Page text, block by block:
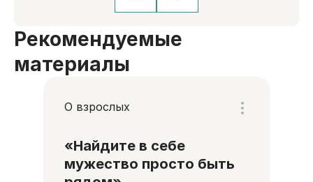
Рекомендуемые
материалы
О взрослых
«Найдите в себе
мужество просто быть